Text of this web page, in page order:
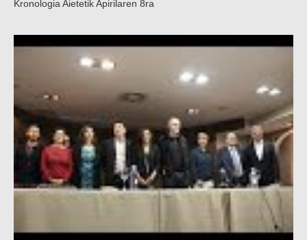
Kronologia Aietetik Apirilaren 8ra